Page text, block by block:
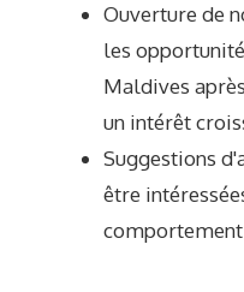
Ouverture de
les
Maldives
un intérêt
Suggestions
être